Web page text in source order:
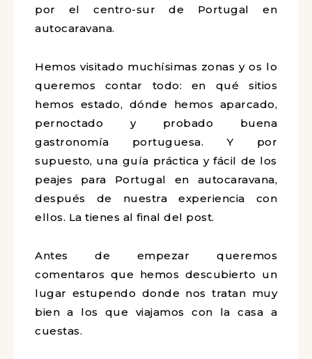
¡Qué ganas teníamos de hacer este
ruta por el centro-sur de Portugal en
autocaravana.
Hemos visitado muchísimas zonas y os
lo queremos contar todo: en qué sitios
hemos estado, dónde hemos aparcado,
pernoctado y probado buena
gastronomía portuguesa. Y por
supuesto, una guía práctica y fácil de
autocaravana, después de nuestra
experiencia con ellos. La tienes al final
del post.
Antes de empezar queremos